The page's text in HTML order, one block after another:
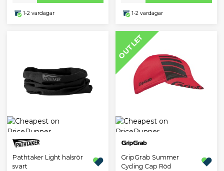
1-2 vardagar 1-2 vardagar
Pathtaker Light halsrör
svart
OUTLET
GripGrab Summer
Cycling Cap Röd